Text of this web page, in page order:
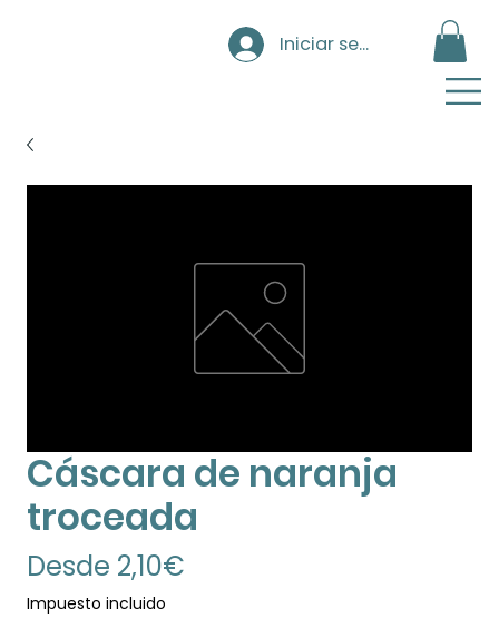
Iniciar sesión
Cáscara de naranja
troceada
Desde 2,10€Precio
Impuesto incluido